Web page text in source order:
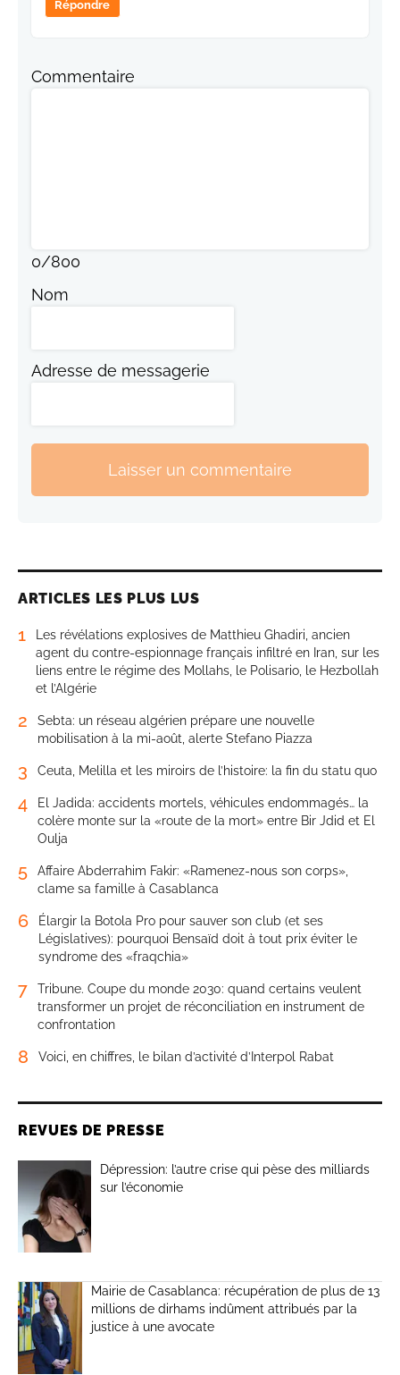
Répondre
Commentaire
0/800
Nom
Adresse de messagerie
Laisser un commentaire
ARTICLES LES PLUS LUS
1
Les révélations explosives de Matthieu Ghadiri, ancien
agent du contre-espionnage français infiltré en Iran, sur les
liens entre le régime des Mollahs, le Polisario, le Hezbollah
et l’Algérie
2
Sebta: un réseau algérien prépare une nouvelle
mobilisation à la mi-août, alerte Stefano Piazza
3 Ceuta, Melilla et les miroirs de l’histoire: la fin du statu quo
4
El Jadida: accidents mortels, véhicules endommagés… la
colère monte sur la «route de la mort» entre Bir Jdid et El
Oulja
5
Affaire Abderrahim Fakir: «Ramenez-nous son corps»,
clame sa famille à Casablanca
6
Élargir la Botola Pro pour sauver son club (et ses
Législatives): pourquoi Bensaïd doit à tout prix éviter le
syndrome des «fraqchia»
7
Tribune. Coupe du monde 2030: quand certains veulent
transformer un projet de réconciliation en instrument de
confrontation
8 Voici, en chiffres, le bilan d’activité d’Interpol Rabat
REVUES DE PRESSE
Dépression: l’autre crise qui pèse des milliards
sur l’économie
Mairie de Casablanca: récupération de plus de 13
millions de dirhams indûment attribués par la
justice à une avocate